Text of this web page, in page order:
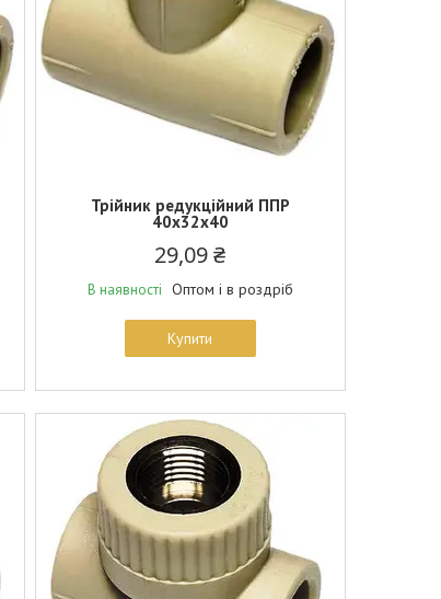
Трійник редукційний ППР
40х32х40
29,09 ₴
В наявності Оптом і в роздріб
Купити